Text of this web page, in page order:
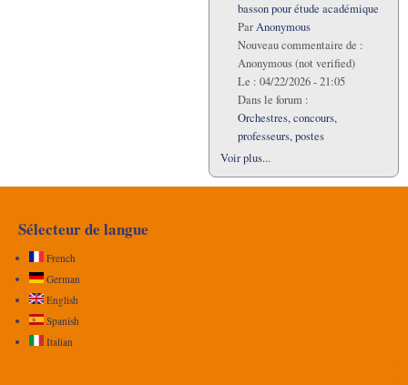
basson pour étude académique
ParAnonymous
Nouveau commentaire de :
Anonymous (not verified)
Le : 04/22/2026 - 21:05
Dans le forum :
Orchestres, concours,
professeurs, postes
Voir plus...
Sélecteur de langue
French
German
English
Spanish
Italian